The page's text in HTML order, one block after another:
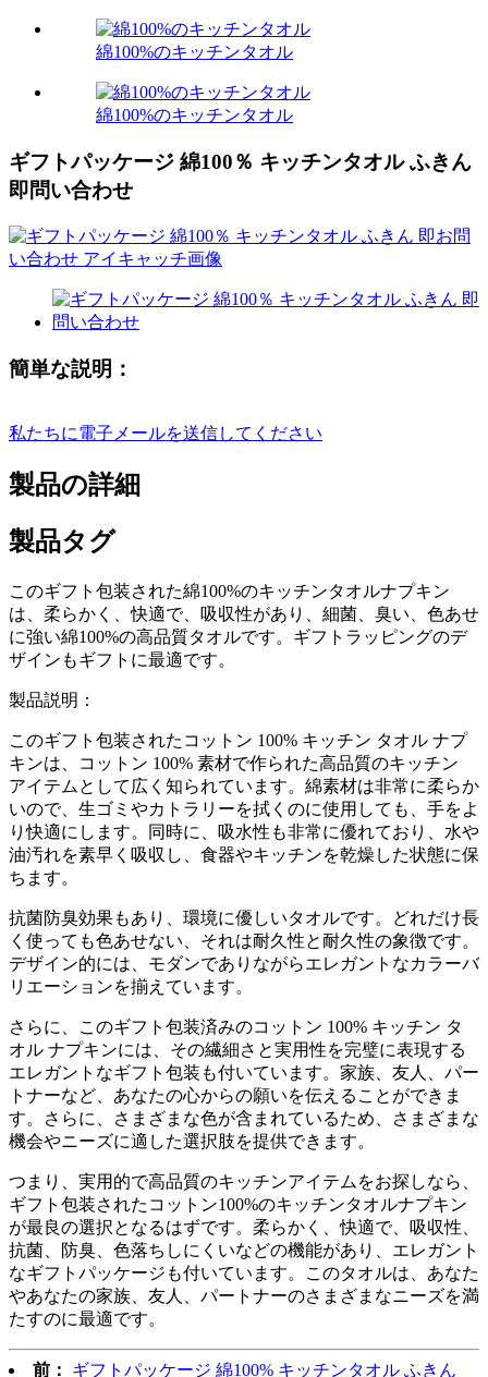
綿100%のキッチンタオル
綿100%のキッチンタオル
ギフトパッケージ 綿100％ キッチンタオル ふきん
即問い合わせ
簡単な説明：
私たちに電子メールを送信してください
製品の詳細
製品タグ
このギフト包装された綿100%のキッチンタオルナプキン
は、柔らかく、快適で、吸収性があり、細菌、臭い、色あせ
に強い綿100%の高品質タオルです。ギフトラッピングのデ
ザインもギフトに最適です。
製品説明：
このギフト包装されたコットン 100% キッチン タオル ナプ
キンは、コットン 100% 素材で作られた高品質のキッチン
アイテムとして広く知られています。綿素材は非常に柔らか
いので、生ゴミやカトラリーを拭くのに使用しても、手をよ
り快適にします。同時に、吸水性も非常に優れており、水や
油汚れを素早く吸収し、食器やキッチンを乾燥した状態に保
ちます。
抗菌防臭効果もあり、環境に優しいタオルです。どれだけ長
く使っても色あせない、それは耐久性と耐久性の象徴です。
デザイン的には、モダンでありながらエレガントなカラーバ
リエーションを揃えています。
さらに、このギフト包装済みのコットン 100% キッチン タ
オル ナプキンには、その繊細さと実用性を完璧に表現する
エレガントなギフト包装も付いています。家族、友人、パー
トナーなど、あなたの心からの願いを伝えることができま
す。さらに、さまざまな色が含まれているため、さまざまな
機会やニーズに適した選択肢を提供できます。
つまり、実用的で高品質のキッチンアイテムをお探しなら、
ギフト包装されたコットン100%のキッチンタオルナプキン
が最良の選択となるはずです。柔らかく、快適で、吸収性、
抗菌、防臭、色落ちしにくいなどの機能があり、エレガント
なギフトパッケージも付いています。このタオルは、あなた
やあなたの家族、友人、パートナーのさまざまなニーズを満
たすのに最適です。
前： ギフトパッケージ 綿100% キッチンタオル ふきん